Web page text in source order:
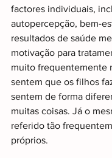
factores individuais,
autopercepção, bem-
resultados de saúde
motivação para
muito frequentemente
sentem que os filhos
sentem de forma
muitas coisas. Já o
referido tão
próprios.